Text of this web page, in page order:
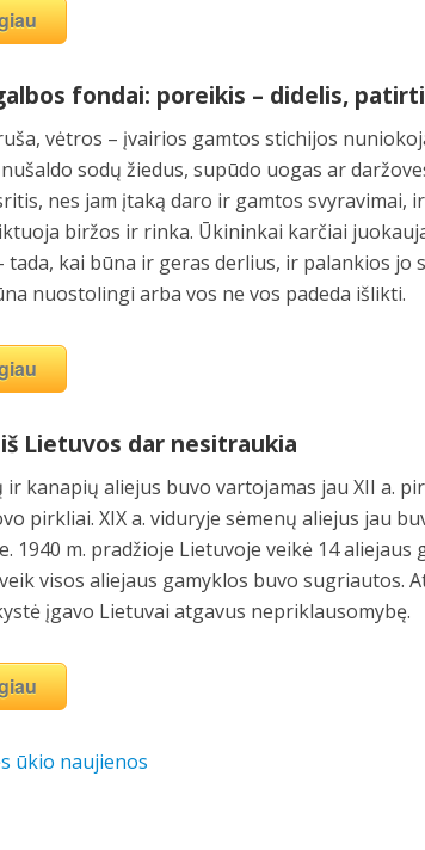
fondai: poreikis – didelis,
vėtros – įvairios gamtos stichijos
sodų žiedus, supūdo uogas ar
nes jam įtaką daro ir gamtos svyravimai,
biržos ir rinka. Ūkininkai karčiai
tada, kai būna ir geras derlius, ir palankios jo
nuostolingi arba vos ne vos padeda išlikti.
Lietuvos dar nesitraukia
kanapių aliejus buvo vartojamas jau XII a.
pirkliai. XIX a. viduryje sėmenų aliejus jau
1940 m. pradžioje Lietuvoje veikė 14
visos aliejaus gamyklos buvo sugriautos.
įgavo Lietuvai atgavus nepriklausomybę.
ūkio naujienos